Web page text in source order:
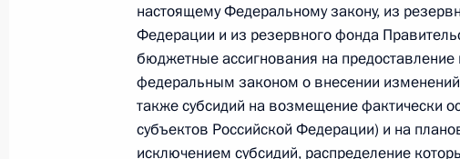
26 июля 2026 года
Федеральный закон от 26.07.2026 г. №
О ратификации Соглашения между
Республики Беларусь о сотрудничестве в сфере
настоящему Федеральному закону, из
Федерации и из резервного фонда
бюджетные ассигнования на
федеральным законом о внесении
также субсидий на возмещение фактически
субъектов Российской Федерации) и на
исключением субсидий, распределение